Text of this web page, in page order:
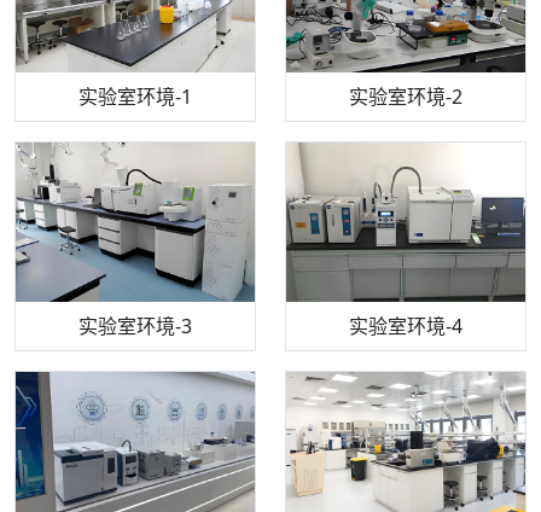
实验室环境-1 实验室环境-2
实验室环境-3 实验室环境-4
机构质检技术员-1 机构质检技术员-2
机构质检技术员-3 机构质检技术员-4
步入式恒温恒湿试验箱 电感耦合等离子体光谱仪
高效液相色谱仪 流式细胞仪